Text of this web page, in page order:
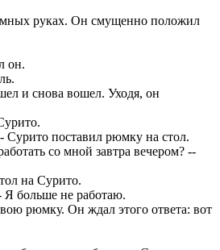
руках. Он смущенно положил
он.
и снова вошел. Уходя, он
поставил рюмку на стол.
со мной завтра вечером? --
на Сурито.
Я больше не работаю.
рюмку. Он ждал этого ответа: вот